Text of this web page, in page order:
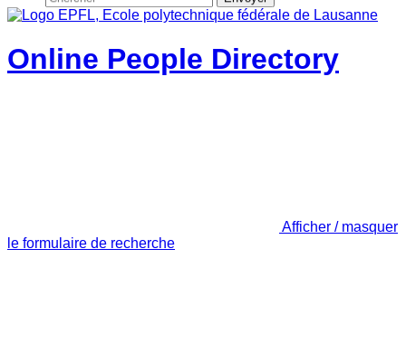
Online People Directory
Afficher / masquer
le formulaire de recherche